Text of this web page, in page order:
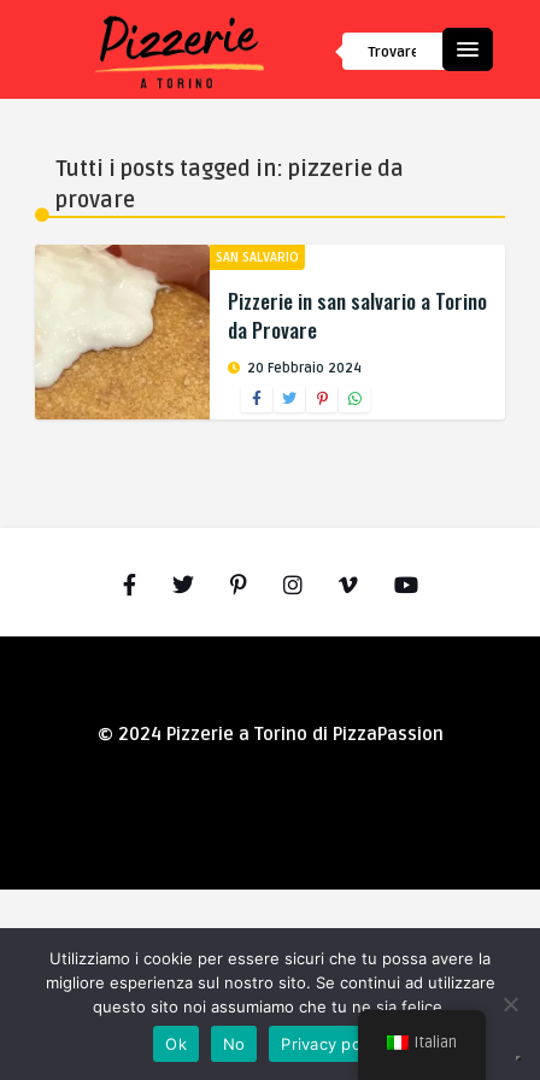
Tutti i posts tagged in: pizzerie da
provare
SAN SALVARIO
Pizzerie in san salvario a Torino
da Provare
20 Febbraio 2024
© 2024 Pizzerie a Torino di PizzaPassion
Italian
Utilizziamo i cookie per essere sicuri che tu possa avere la
migliore esperienza sul nostro sito. Se continui ad utilizzare
questo sito noi assumiamo che tu ne sia felice.
Ok
No Privacy policy